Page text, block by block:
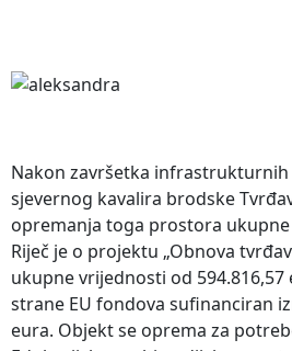
Nakon završetka infrastrukturnih
sjevernog kavalira brodske
opremanja toga prostora ukupne
Riječ je o projektu „Obnova
ukupne vrijednosti od 594.816,57
strane EU fondova sufinanciran
eura. Objekt se oprema za